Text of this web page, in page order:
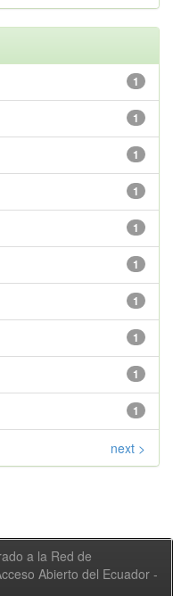
1
1
1
1
1
1
1
1
1
1
next >
a la Red de
Abierto del Ecuador -